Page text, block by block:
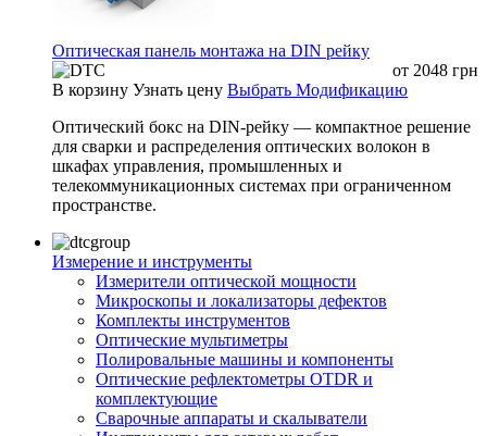
Оптическая панель монтажа на DIN рейку
от 2048 грн
В корзину Узнать цену Выбрать Модификацию
Оптический бокс на DIN-рейку — компактное решение
для сварки и распределения оптических волокон в
шкафах управления, промышленных и
телекоммуникационных системах при ограниченном
пространстве.
Измерение и инструменты
Измерители оптической мощности
Микроскопы и локализаторы дефектов
Комплекты инструментов
Оптические мультиметры
Полировальные машины и компоненты
Оптические рефлектометры OTDR и
комплектующие
Сварочные аппараты и скалыватели